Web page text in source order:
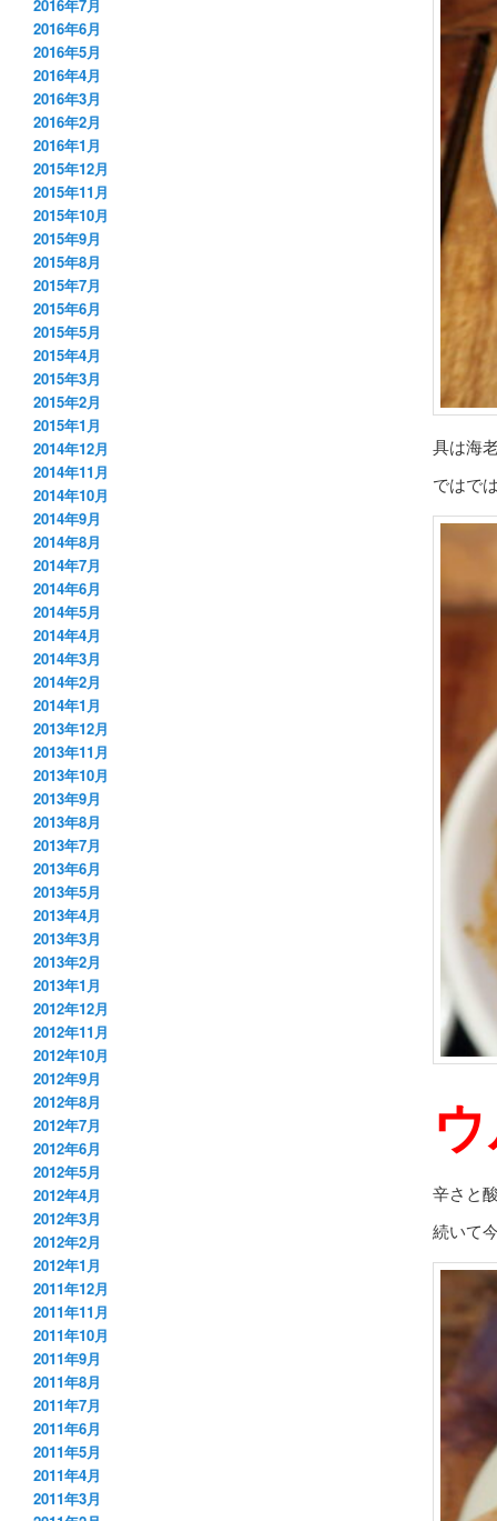
具は海
ではで
辛さと
続いて
2016年7月
2016年6月
2016年5月
2016年4月
2016年3月
2016年2月
2016年1月
2015年12月
2015年11月
2015年10月
2015年9月
2015年8月
2015年7月
2015年6月
2015年5月
2015年4月
2015年3月
2015年2月
2015年1月
2014年12月
2014年11月
2014年10月
2014年9月
2014年8月
2014年7月
2014年6月
2014年5月
2014年4月
2014年3月
2014年2月
2014年1月
2013年12月
2013年11月
2013年10月
2013年9月
2013年8月
2013年7月
2013年6月
2013年5月
2013年4月
2013年3月
2013年2月
2013年1月
2012年12月
2012年11月
2012年10月
2012年9月
2012年8月
2012年7月
2012年6月
2012年5月
2012年4月
2012年3月
2012年2月
2012年1月
2011年12月
2011年11月
2011年10月
2011年9月
2011年8月
2011年7月
2011年6月
2011年5月
2011年4月
2011年3月